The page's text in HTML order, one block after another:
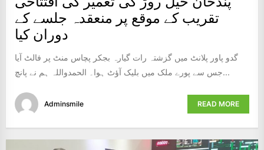
تقریب کے موقع پر منعقدہ جلسے کے
دوران کیا
گدو پاور پلانٹ میں گزشتہ رات گیارہ بجکر پچاس منٹ پر فالٹ آیا
جس سے پورے ملک میں بلیک آؤٹ ہوا۔ الحمدواللہ ہم نے پانچ...
Adminsmile READ MORE